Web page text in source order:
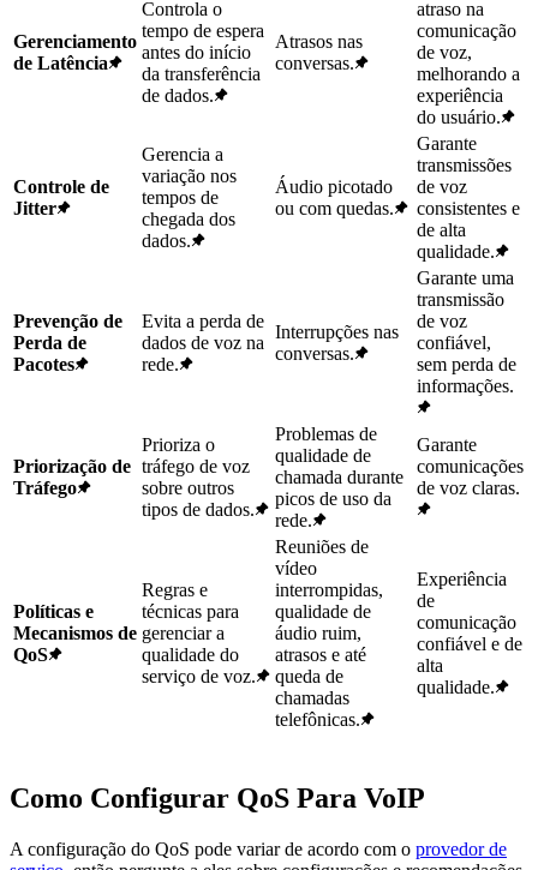
Gerenciamento
de Latência
Controla o
tempo de espera
antes do início
da transferência
de dados.
Atrasos nas
conversas.
atraso na
comunicação
de voz,
melhorando a
experiência
do usuário.
Controle de
Jitter
Gerencia a
variação nos
tempos de
chegada dos
dados.
Áudio picotado
ou com quedas.
Garante
transmissões
de voz
consistentes e
de alta
qualidade.
Prevenção de
Perda de
Pacotes
Evita a perda de
dados de voz na
rede.
Interrupções nas
conversas.
Garante uma
transmissão
de voz
confiável,
sem perda de
informações.
Priorização de
Tráfego
Prioriza o
tráfego de voz
sobre outros
tipos de dados.
Problemas de
qualidade de
chamada durante
picos de uso da
rede.
Garante
comunicações
de voz claras.
Políticas e
Mecanismos de
QoS
Regras e
técnicas para
gerenciar a
qualidade do
serviço de voz.
Reuniões de
vídeo
interrompidas,
qualidade de
áudio ruim,
atrasos e até
queda de
chamadas
telefônicas.
Experiência
de
comunicação
confiável e de
alta
qualidade.
Como Configurar QoS Para VoIP
A configuração do QoS pode variar de acordo com o provedor de